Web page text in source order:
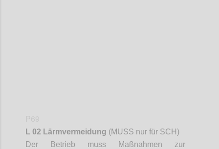
L 02 Lärmvermeidung (MUSS nur für SCH)
Der Betrieb muss Maßnahmen zur